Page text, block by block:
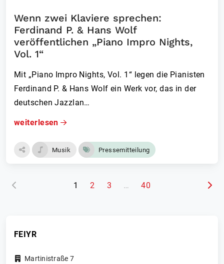
Wenn zwei Klaviere sprechen:
Ferdinand P. & Hans Wolf
veröffentlichen „Piano Impro Nights,
Vol. 1“
Mit „Piano Impro Nights, Vol. 1“ legen die Pianisten
Ferdinand P. & Hans Wolf ein Werk vor, das in der
deutschen Jazzlan…
weiterlesen
Musik Pressemitteilung
1 (aktuelle Seite)
2 3 … 40
FEIYR
Martinistraße 7